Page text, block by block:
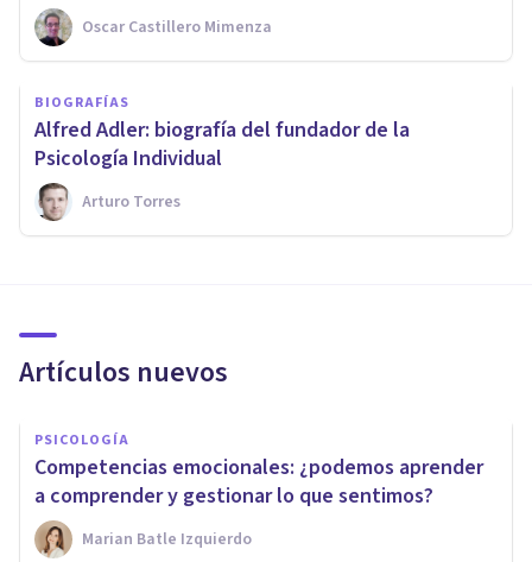
Oscar Castillero Mimenza
BIOGRAFÍAS
​Alfred Adler: biografía del fundador de la
Psicología Individual
Arturo Torres
Artículos nuevos
PSICOLOGÍA
Competencias emocionales: ¿podemos aprender
a comprender y gestionar lo que sentimos?
Marian Batle Izquierdo